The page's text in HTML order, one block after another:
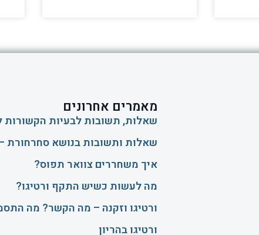
מאמרים אחרונים
שאלות, תשובות לבעיות הקשורות
שאלות ותשובות בנושא סחרחורת –
איך משחררים צוואר תפוס?
​מה לעשות כשיש התקף ורטיגו?
ורטיגו וזקנה – מה הקשר? מה
ורטיגו בהריון